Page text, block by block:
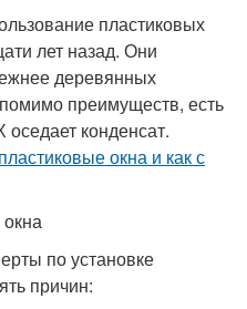
пластиковых
лет назад. Они
деревянных
преимуществ, есть
конденсат.
окна и как с
по установке
причин: